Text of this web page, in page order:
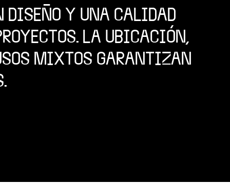
DISEÑO Y UNA CALIDAD
LA UBICACIÓN,
MIXTOS GARANTIZAN